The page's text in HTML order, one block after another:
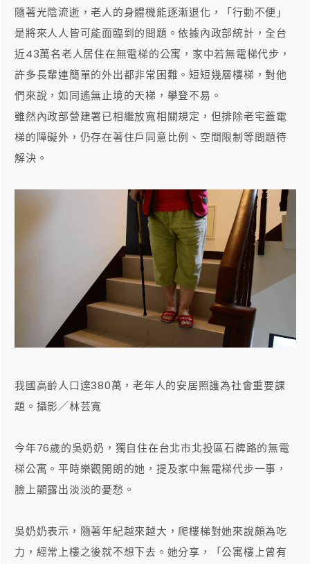
隨著光陰流逝，老人的身體機能逐漸退化，「行動不便」
是將來人人皆可能面臨到的問題。依據內政部統計，全台
近43萬名老人居住在無電梯的公寓，家中若無電梯代步，
許多長輩連簡單的外出都非常困難。短短幾層樓梯，對他
們來說，如同遙無止境的天梯，攀登不易。
雖然內政部營建署已相繼放寬相關規定，但排除老宅蓋電
梯的障礙外，仍存在著住戶同意比例、空間限制等問題待
解決。
我國高齡人口達380萬，老年人的安居照護為社會重要課
題。攝影／林芸寬
今年76歲的吳奶奶，獨自住在台北市北投區石牌路的無電
梯公寓。平時樂觀開朗的她，提及家中無電梯代步一事，
臉上顯露出淡淡的憂愁。
吳奶奶表示，隨著年紀越來越大，爬樓梯對她來說頗為吃
力，經常上樓之後就不想下去。她分享，「公寓樓上曾有